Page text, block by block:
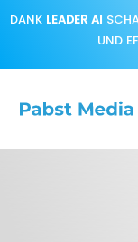
DANK LEADER AI
UND